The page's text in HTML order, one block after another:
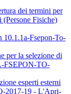
dei termini per
(Persone Fisiche)
10.1.1a-Fsepon-To-
per la selezione di
FSEPON-TO-
esperti esterni
2017-19 - L'Apri-